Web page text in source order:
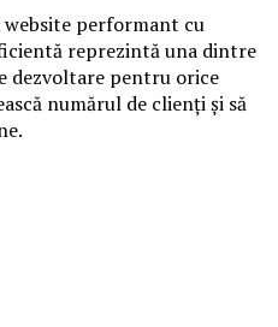
performant cu
reprezintă una dintre
dezvoltare pentru orice
numărul de clienți și să